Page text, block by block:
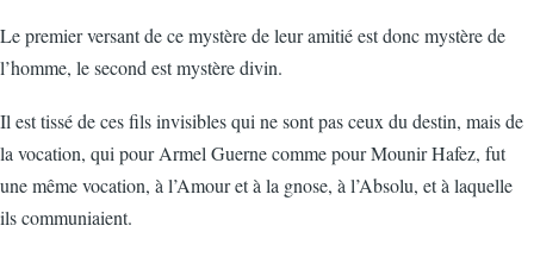
Le premier versant de ce mystère de leur amitié est donc mystère de
l’homme, le second est mystère divin.
Il est tissé de ces fils invisibles qui ne sont pas ceux du destin, mais de
la vocation, qui pour Armel Guerne comme pour Mounir Hafez, fut
une même vocation, à l’Amour et à la gnose, à l’Absolu, et à laquelle
ils communiaient.